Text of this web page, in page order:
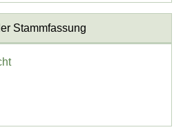
Stammfassung